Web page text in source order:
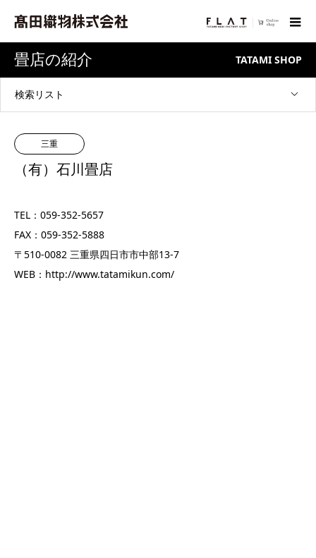
畳店の紹介 TATAMI SHOP
検索リスト
三重
（有）石川畳店
TEL：059-352-5657
FAX：059-352-5888
〒510-0082 三重県四日市市中部13-7
WEB： http://www.tatamikun.com/